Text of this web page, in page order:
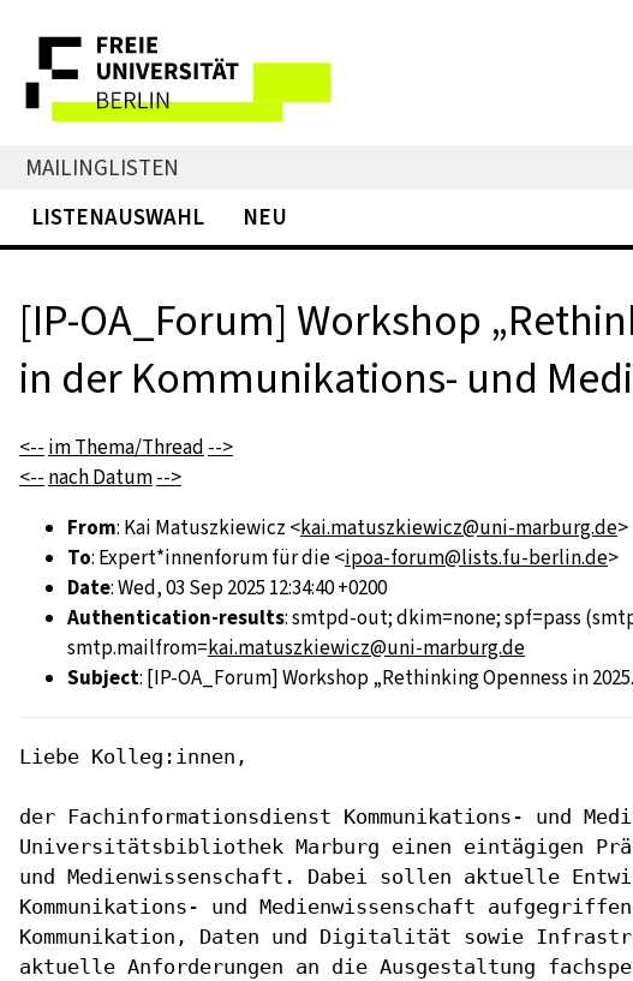
MAILINGLISTEN
LISTENAUSWAHL
NEU
[IP-OA_Forum] Workshop
in der Kommunikations- und
<-- im Thema/Thread -->
<-- nach Datum-->
From: Kai Matuszkiewicz <kai.matuszkiewicz@uni-marburg.de>
To: Expert*innenforum für die <ipoa-forum@lists.fu-berlin.de>
Date: Wed, 03 Sep 2025 12:34:40 +0200
Authentication-results: smtpd-out; dkim=none; spf=pass
smtp.mailfrom=kai.matuszkiewicz@uni-marburg.de
Subject: [IP-OA_Forum] Workshop „Rethinking Openness in
Liebe Kolleg:innen,
der Fachinformationsdienst Kommunikations- und
Universitätsbibliothek Marburg einen eintägigen
und Medienwissenschaft. Dabei sollen aktuelle
Kommunikations- und Medienwissenschaft
Kommunikation, Daten und Digitalität sowie
aktuelle Anforderungen an die Ausgestaltung